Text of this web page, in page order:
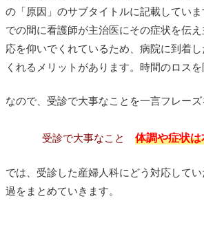
の「原因」のサブタイトルに記載してい
での間に看護師が主治医にその症状を伝
応を仰いでくれているため、病院に到着
くれるメリットがあります。時間のロスを
なので、受診で大事なことを一言フレーズ
受診で大事なこと 体調や症状
では、受診した産婦人科にどう対応して
過をまとめていきます。